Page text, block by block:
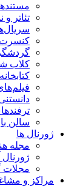
تئاتر و
کنسرت
کلاب
سالن
ژورنال ها
مجله
ژورنال
مجلات
مراکز و